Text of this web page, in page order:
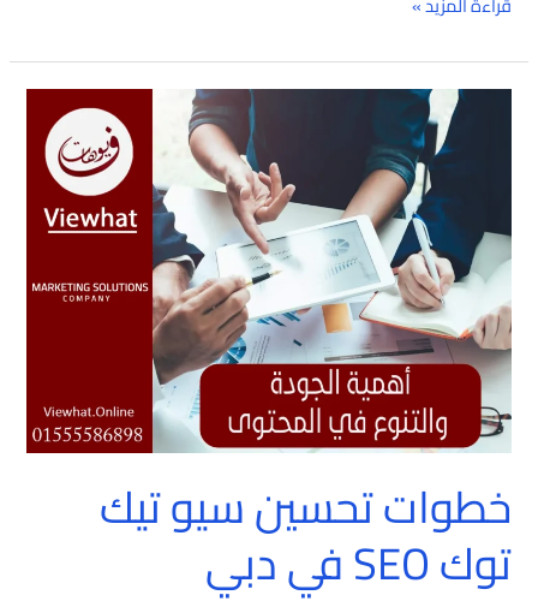
خطوات تحسين سيو تيك
توك SEO في دبي
خطوات
توك
SEO
في
دبي